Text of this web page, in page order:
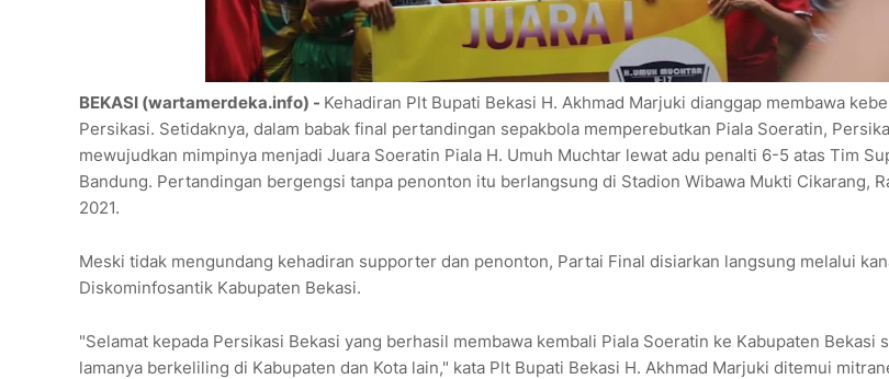
BEKASI (wartamerdeka.info) - Kehadiran Plt Bupati Bekasi H. Akhmad Marjuki dianggap membawa
Persikasi. Setidaknya, dalam babak final pertandingan sepakbola memperebutkan Piala Soeratin,
mewujudkan mimpinya menjadi Juara Soeratin Piala H. Umuh Muchtar lewat adu penalti 6-5 atas Tim
Bandung. Pertandingan bergengsi tanpa penonton itu berlangsung di Stadion Wibawa Mukti Cikarang,
2021.
Meski tidak mengundang kehadiran supporter dan penonton, Partai Final disiarkan langsung melalui
Diskominfosantik Kabupaten Bekasi.
"Selamat kepada Persikasi Bekasi yang berhasil membawa kembali Piala Soeratin ke Kabupaten Bekasi
lamanya berkeliling di Kabupaten dan Kota lain," kata Plt Bupati Bekasi H. Akhmad Marjuki ditemui